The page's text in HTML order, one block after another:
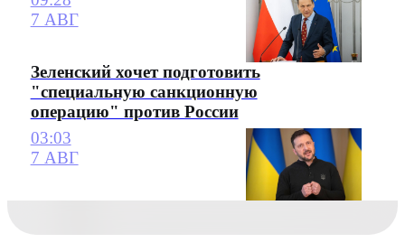
7 АВГ
Зеленский хочет подготовить
"специальную санкционную
операцию" против России
03:03
7 АВГ